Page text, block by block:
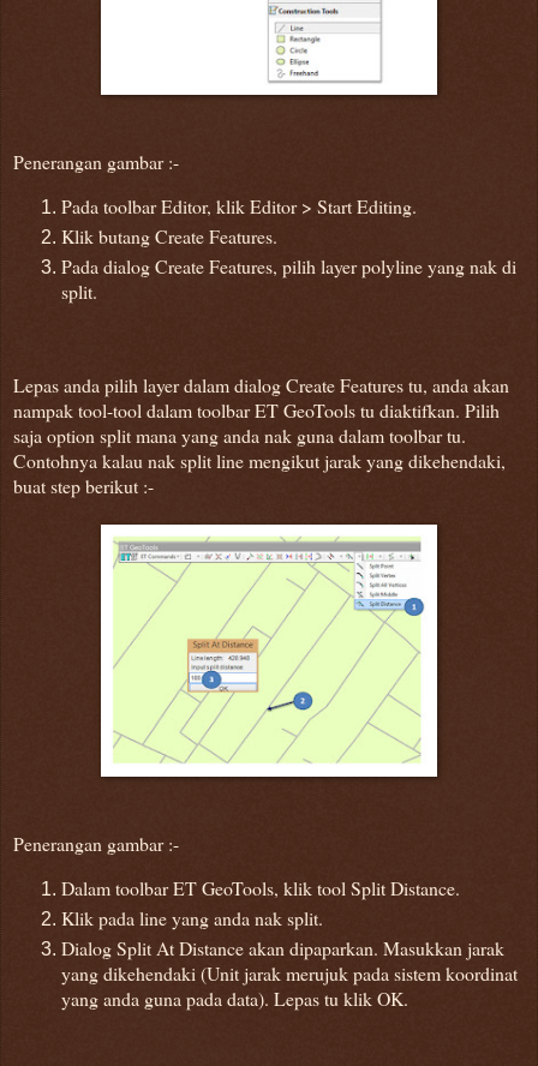
Penerangan gambar :-
Pada toolbar Editor, klik Editor > Start Editing.
Klik butang Create Features.
Pada dialog Create Features, pilih layer polyline yang nak di
split.
Lepas anda pilih layer dalam dialog Create Features tu, anda akan
nampak tool-tool dalam toolbar ET GeoTools tu diaktifkan. Pilih
saja option split mana yang anda nak guna dalam toolbar tu.
Contohnya kalau nak split line mengikut jarak yang dikehendaki,
buat step berikut :-
Penerangan gambar :-
Dalam toolbar ET GeoTools, klik tool Split Distance.
Klik pada line yang anda nak split.
Dialog Split At Distance akan dipaparkan. Masukkan jarak
yang dikehendaki (Unit jarak merujuk pada sistem koordinat
yang anda guna pada data). Lepas tu klik OK.